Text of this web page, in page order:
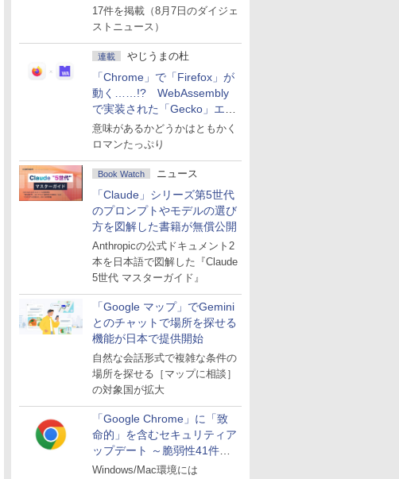
か
17件を掲載（8月7日のダイジェ
ストニュース）
連載 やじうまの杜
「Chrome」で「Firefox」が
動く……!? WebAssembly
で実装された「Gecko」エン
ジン
意味があるかどうかはともかく
ロマンたっぷり
Book Watch ニュース
「Claude」シリーズ第5世代
のプロンプトやモデルの選び
方を図解した書籍が無償公開
Anthropicの公式ドキュメント2
本を日本語で図解した『Claude
5世代 マスターガイド』
「Google マップ」でGemini
とのチャットで場所を探せる
機能が日本で提供開始
自然な会話形式で複雑な条件の
場所を探せる［マップに相談］
の対象国が拡大
「Google Chrome」に「致
命的」を含むセキュリティア
ップデート ～脆弱性41件に
対処
Windows/Mac環境には